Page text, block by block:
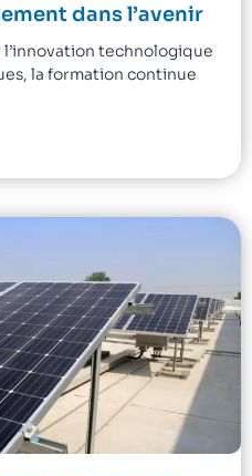
dans l’avenir
technologique
la formation continue